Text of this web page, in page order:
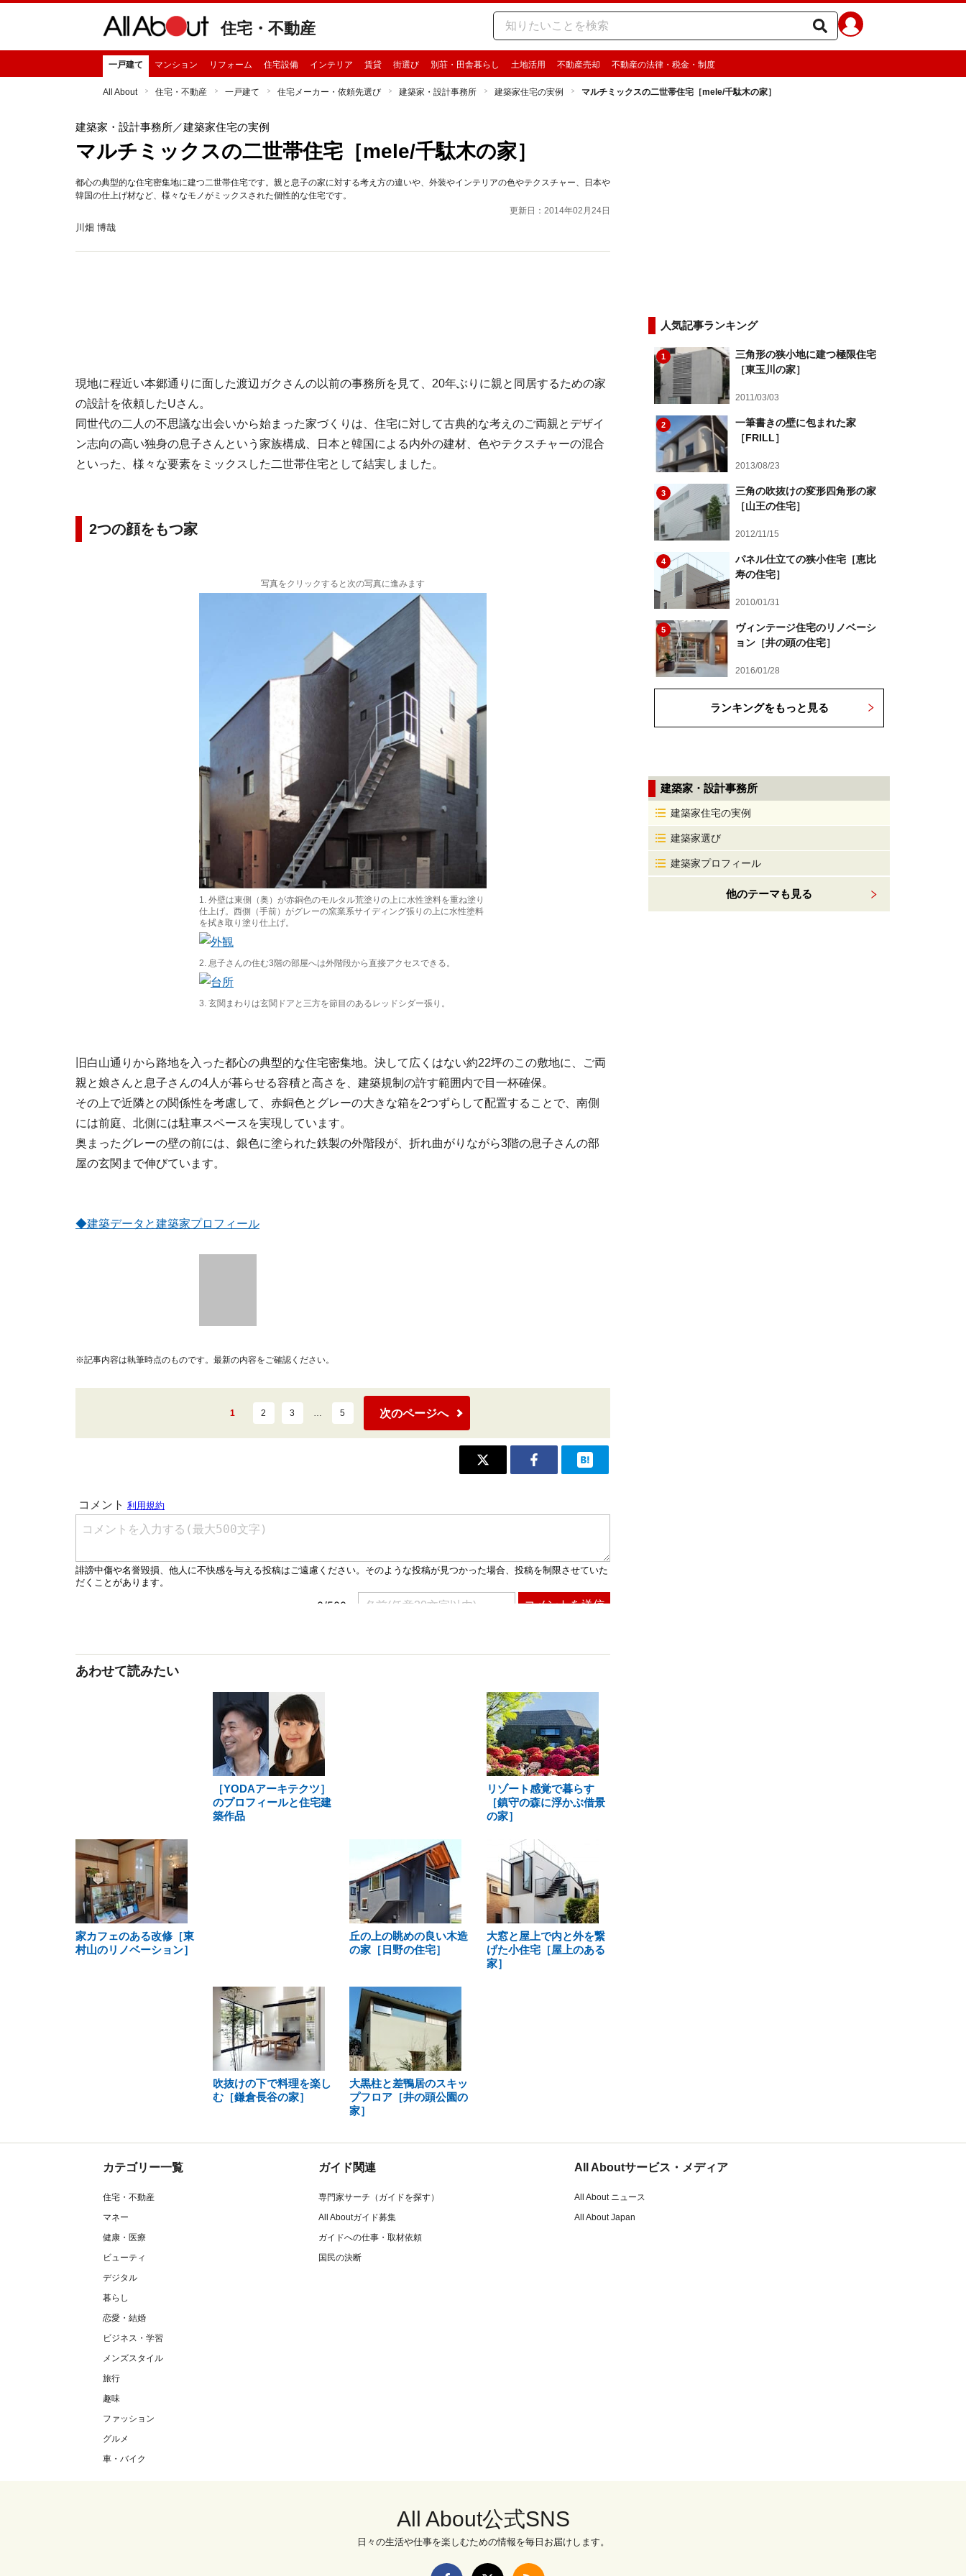
住宅・不動産
一戸建て マンション リフォーム 住宅設備 インテリア 賃貸 街選び 別荘・田舎暮らし 土地活用 不動産売却 不動産の法律・税金・制度
All About 住宅・不動産 一戸建て 住宅メーカー・依頼先選び 建築家・設計事務所 建築家住宅の実例 マルチミックスの二世帯住宅［mele/千駄木の家］
建築家・設計事務所／建築家住宅の実例
マルチミックスの二世帯住宅［mele/千駄木の家］
都心の典型的な住宅密集地に建つ二世帯住宅です。親と息子の家に対する考え方の違いや、外装やインテリアの色やテクスチャー、日本や
韓国の仕上げ材など、様々なモノがミックスされた個性的な住宅です。
更新日：2014年02月24日
川畑 博哉
現地に程近い本郷通りに面した渡辺ガクさんの以前の事務所を見て、20年ぶりに親と同居するための家
の設計を依頼したUさん。
同世代の二人の不思議な出会いから始まった家づくりは、住宅に対して古典的な考えのご両親とデザイ
ン志向の高い独身の息子さんという家族構成、日本と韓国による内外の建材、色やテクスチャーの混合
といった、様々な要素をミックスした二世帯住宅として結実しました。
2つの顔をもつ家
写真をクリックすると次の写真に進みます
1. 外壁は東側（奥）が赤銅色のモルタル荒塗りの上に水性塗料を重ね塗り
仕上げ。西側（手前）がグレーの窯業系サイディング張りの上に水性塗料
を拭き取り塗り仕上げ。
2. 息子さんの住む3階の部屋へは外階段から直接アクセスできる。
3. 玄関まわりは玄関ドアと三方を節目のあるレッドシダー張り。
旧白山通りから路地を入った都心の典型的な住宅密集地。決して広くはない約22坪のこの敷地に、ご両
親と娘さんと息子さんの4人が暮らせる容積と高さを、建築規制の許す範囲内で目一杯確保。
その上で近隣との関係性を考慮して、赤銅色とグレーの大きな箱を2つずらして配置することで、南側
には前庭、北側には駐車スペースを実現しています。
奥まったグレーの壁の前には、銀色に塗られた鉄製の外階段が、折れ曲がりながら3階の息子さんの部
屋の玄関まで伸びています。
◆建築データと建築家プロフィール
※記事内容は執筆時点のものです。最新の内容をご確認ください。
1 2 3 … 5 次のページへ
あわせて読みたい
［YODAアーキテクツ］
のプロフィールと住宅建
築作品
リゾート感覚で暮らす
［鎮守の森に浮かぶ借景
の家］
家カフェのある改修［東
村山のリノベーション］
丘の上の眺めの良い木造
の家［日野の住宅］
大窓と屋上で内と外を繋
げた小住宅［屋上のある
家］
吹抜けの下で料理を楽し
む［鎌倉長谷の家］
大黒柱と差鴨居のスキッ
プフロア［井の頭公園の
家］
人気記事ランキング
1
三角形の狭小地に建つ極限住宅
［東玉川の家］
2011/03/03
2
一筆書きの壁に包まれた家
［FRILL］
2013/08/23
3
三角の吹抜けの変形四角形の家
［山王の住宅］
2012/11/15
4
パネル仕立ての狭小住宅［恵比
寿の住宅］
2010/01/31
5
ヴィンテージ住宅のリノベーシ
ョン［井の頭の住宅］
2016/01/28
ランキングをもっと見る
建築家・設計事務所
建築家住宅の実例
建築家選び
建築家プロフィール
他のテーマも見る
カテゴリー一覧
住宅・不動産
マネー
健康・医療
ビューティ
デジタル
暮らし
恋愛・結婚
ビジネス・学習
メンズスタイル
旅行
趣味
ファッション
グルメ
車・バイク
ガイド関連
専門家サーチ（ガイドを探す）
All Aboutガイド募集
ガイドへの仕事・取材依頼
国民の決断
All Aboutサービス・メディア
All About ニュース
All About Japan
All About公式SNS
日々の生活や仕事を楽しむための情報を毎日お届けします。